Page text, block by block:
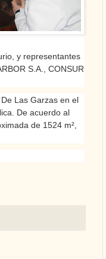
y representantes
S.A., CONSUR
Las Garzas en el
De acuerdo al
de 1524 m²,